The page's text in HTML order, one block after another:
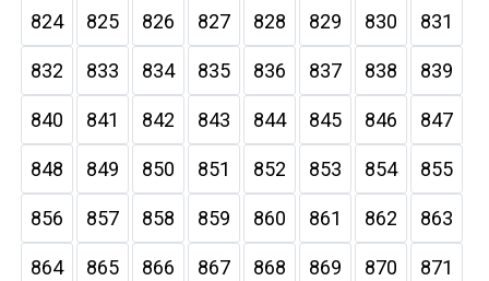
824 825 826 827 828 829 830 831
832 833 834 835 836 837 838 839
840 841 842 843 844 845 846 847
848 849 850 851 852 853 854 855
856 857 858 859 860 861 862 863
864 865 866 867 868 869 870 871